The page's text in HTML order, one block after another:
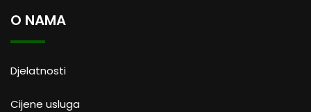
O NAMA
Djelatnosti
Cijene usluga